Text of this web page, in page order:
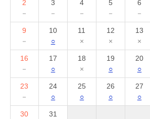
2
－
3
－
4
－
5
－
6
－
9
－
10
○
11
×
12
×
13
×
16
－
17
○
18
×
19
○
20
○
23
－
24
○
25
○
26
○
27
○
30
31